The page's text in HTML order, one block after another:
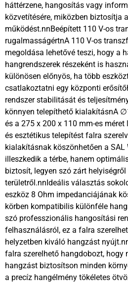
háttérzene, hangosítás vagy
közvetítésére, miközben biztosítja
működést.nnBeépített 110 V-os
rugalmasságértnA 110 V-os
megoldása lehetővé teszi, hogy a
hangrendszerek részeként is
különösen előnyös, ha több
csatlakoztatni egy központi
rendszer stabilitását és
könnyen telepíthető kialakításnA
és a 275 x 200 x 110 mm-es
és esztétikus telepítést falra
kialakításnak köszönhetően a SAL
illeszkedik a térbe, hanem
biztosít, legyen szó zárt
területről.nnIdeális választás
eszköz 8 Ohm impedanciájának
körben kompatibilis különféle
szó professzionális hangosítási
felhasználásról, ez a falra
helyzetben kiváló hangzást
falra szerelhető hangdobozt, hogy
hangzást biztosítson minden
a precíz hangélmény tökéletes